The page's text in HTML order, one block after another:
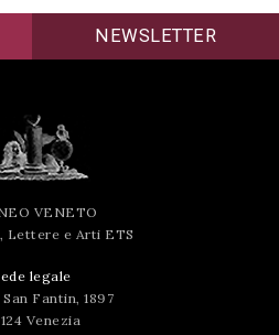
NEWSLETTER
VENETO
Lettere e Arti ETS
legale
Fantin, 1897
Venezia